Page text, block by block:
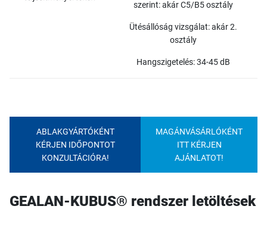
szerint: akár C5/B5 osztály
Ütésállóság vizsgálat: akár 2.
osztály
Hangszigetelés: 34-45 dB
ABLAKGYÁRTÓKÉNT
KÉRJEN IDŐPONTOT
KONZULTÁCIÓRA!
MAGÁNVÁSÁRLÓKÉNT
ITT KÉRJEN
AJÁNLATOT!
GEALAN-KUBUS® rendszer letöltések